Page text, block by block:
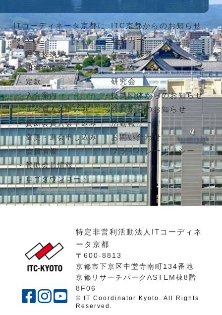
ITコーディネータ京都に
ついて
理事長挨拶
組織の概要
定款
入会案内
正会員入会申込み
賛助会員入会申込み
変更・退会申し込み
会員情報
賛助会員情報
ロゴダウンロード
ITC京都からのお知らせ
セミナー
ケース研修
コラム
研究会
提携団体からのお知らせ
会員からのお知らせ
活動報告
お問い合わせ
プライバシーポリシー
特定非営利活動法人ITコーディネ
ータ京都
〒600-8813
京都市下京区中堂寺南町134番地
京都リサーチパークASTEM棟8階
8F06
© IT Coordinator Kyoto. All Rights
Reserved.